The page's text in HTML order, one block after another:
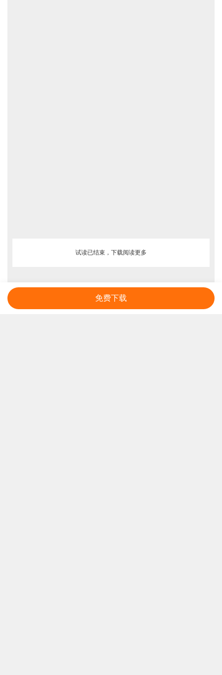
试读已结束，下载阅读更多
免费下载